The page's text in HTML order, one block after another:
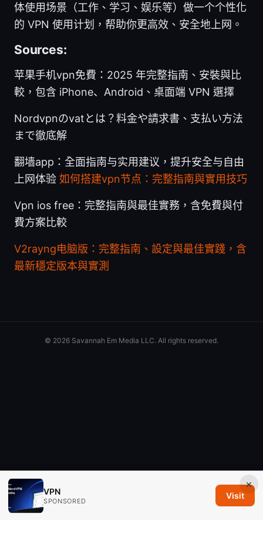
体使用场景（工作、学习、娱乐等）做一个个性化
的 VPN 使用计划，帮助你更高效、安全地上网。
Sources:
苹果手机vpn免費：2025 年完整指南、安裝與比
較，包含 iPhone、Android、桌面端 VPN 選擇
Nordvpnのvatとは？料金や請求書、支払い方法
まで徹底解
翻墙app：全面指南与实用建议，提升安全与自由
上网体验 如何搭建vpn节点：完整指南與實用技巧
Vpn ios free：完整指南與最佳實務，含免費與付
費方案比較
V2rayng电脑版：完整指南、設定與最佳實踐，含
最新穩定版本與實測
×
VPN
SPONSORED
Visit
© 2026 Savannah Em Media LLC. All rights reserved.